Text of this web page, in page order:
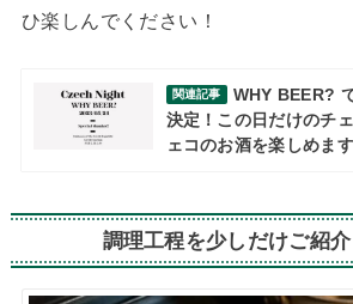
ひ楽しんでください！
関連記事
WHY BEER?
決定！この日だけのチ
ェコのお酒を楽しめます
調理工程を少しだけご紹介